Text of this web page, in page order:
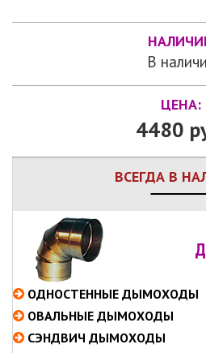
В
ЦЕНА:
4480
ВСЕГДА В
ОДНОСТЕННЫЕ ДЫМОХОДЫ
ОВАЛЬНЫЕ ДЫМОХОДЫ
СЭНДВИЧ ДЫМОХОДЫ